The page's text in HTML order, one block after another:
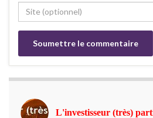
L'investisseur (très)